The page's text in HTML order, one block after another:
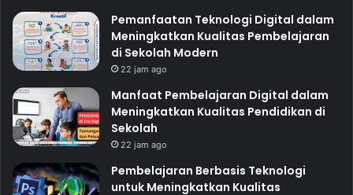
Pemanfaatan Teknologi Digital dalam
Meningkatkan Kualitas Pembelajaran
di Sekolah Modern
22 jam ago
Manfaat Pembelajaran Digital dalam
Meningkatkan Kualitas Pendidikan di
Sekolah
22 jam ago
Pembelajaran Berbasis Teknologi
untuk Meningkatkan Kualitas